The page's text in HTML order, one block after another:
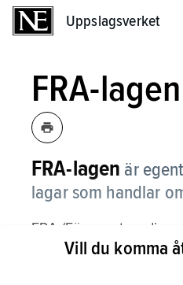
Uppslagsverket
FRA-lagen
FRA-lagen är
lagar som handlar
FRA (Försvarets
att avlyssna
Vill du komma